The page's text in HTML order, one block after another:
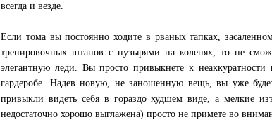
всегда и везде.
Если тома вы постоянно ходите в рваных тапках,
тренировочных штанов с пузырями на коленях, то не
элегантную леди. Вы просто привыкнете к неаккуратности
гардеробе. Надев новую, не заношенную вещь, вы уже
привыкли видеть себя в гораздо худшем виде, а мелкие
недостаточно хорошо выглажена) просто не примете во